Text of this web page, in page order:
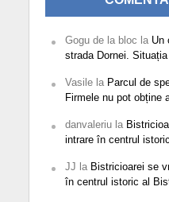
Gogu de la bloc la Un
strada Dornei.
Vasilela Parcul de
Firmele nu pot obține
danvaleriula
intrare în centrul
JJ la Bistricioarei se
în centrul istoric al